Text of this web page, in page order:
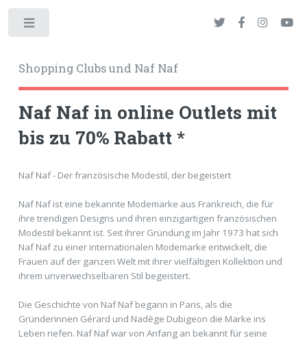
Shopping Clubs und Naf Naf
Naf Naf in online Outlets mit
bis zu 70% Rabatt *
Naf Naf - Der französische Modestil, der begeistert
Naf Naf ist eine bekannte Modemarke aus Frankreich, die für
ihre trendigen Designs und ihren einzigartigen französischen
Modestil bekannt ist. Seit ihrer Gründung im Jahr 1973 hat sich
Naf Naf zu einer internationalen Modemarke entwickelt, die
Frauen auf der ganzen Welt mit ihrer vielfältigen Kollektion und
ihrem unverwechselbaren Stil begeistert.
Die Geschichte von Naf Naf begann in Paris, als die
Gründerinnen Gérard und Nadège Dubigeon die Marke ins
Leben riefen. Naf Naf war von Anfang an bekannt für seine